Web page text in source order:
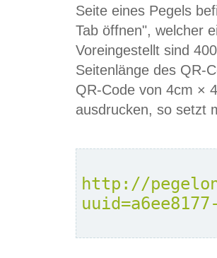
Seite eines Pegels
Tab öffnen", welcher
Voreingestellt sind
Seitenlänge des QR-
QR-Code von 4cm ×
ausdrucken, so setzt
http://